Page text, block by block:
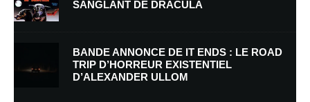
Enregistrer mon nom, mon e-mail et mon site dans le navigateur pour
mon prochain commentaire.
Prévenez-moi de tous les nouveaux commentaires par e-mail.
SANGLANT DE DRACULA
BANDE ANNONCE DE IT ENDS : LE ROAD
TRIP D’HORREUR EXISTENTIEL
D’ALEXANDER ULLOM